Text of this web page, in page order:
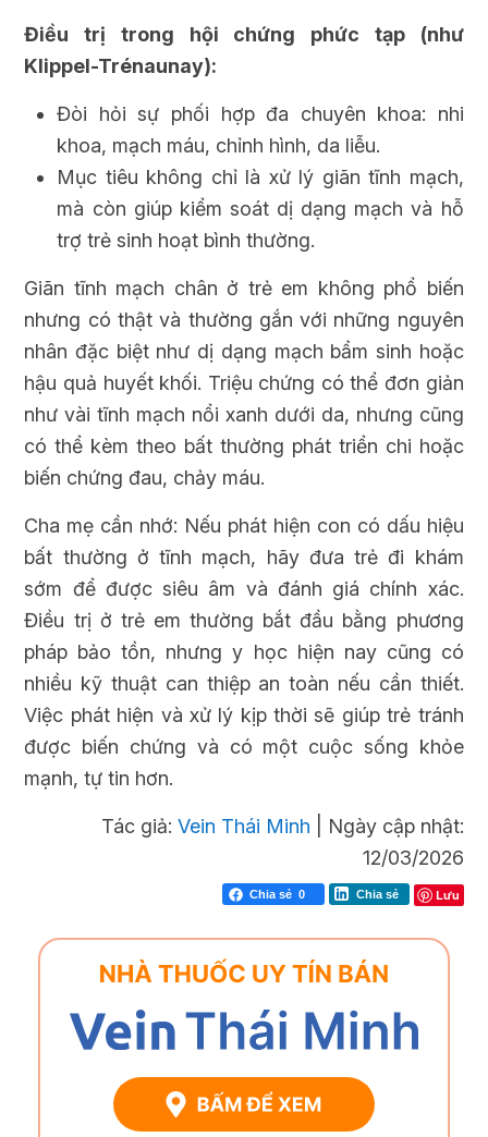
Điều trị trong hội chứng phức tạp (như
Klippel-Trénaunay):
Đòi hỏi sự phối hợp đa chuyên khoa: nhi
khoa, mạch máu, chỉnh hình, da liễu.
Mục tiêu không chỉ là xử lý giãn tĩnh mạch,
mà còn giúp kiểm soát dị dạng mạch và hỗ
trợ trẻ sinh hoạt bình thường.
Giãn tĩnh mạch chân ở trẻ em không phổ biến
nhưng có thật và thường gắn với những nguyên
nhân đặc biệt như dị dạng mạch bẩm sinh hoặc
hậu quả huyết khối. Triệu chứng có thể đơn giản
như vài tĩnh mạch nổi xanh dưới da, nhưng cũng
có thể kèm theo bất thường phát triển chi hoặc
biến chứng đau, chảy máu.
Cha mẹ cần nhớ: Nếu phát hiện con có dấu hiệu
bất thường ở tĩnh mạch, hãy đưa trẻ đi khám
sớm để được siêu âm và đánh giá chính xác.
Điều trị ở trẻ em thường bắt đầu bằng phương
pháp bảo tồn, nhưng y học hiện nay cũng có
nhiều kỹ thuật can thiệp an toàn nếu cần thiết.
Việc phát hiện và xử lý kịp thời sẽ giúp trẻ tránh
được biến chứng và có một cuộc sống khỏe
mạnh, tự tin hơn.
Tác giả: Vein Thái Minh
Ngày cập nhật:
12/03/2026
Chia sẻ 0 Chia sẻ Lưu